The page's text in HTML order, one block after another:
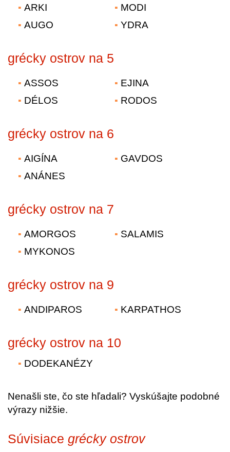
ARKI
AUGO
MODI
YDRA
grécky ostrov na 5
ASSOS
DÉLOS
EJINA
RODOS
grécky ostrov na 6
AIGÍNA
ANÁNES
GAVDOS
grécky ostrov na 7
AMORGOS
MYKONOS
SALAMIS
grécky ostrov na 9
ANDIPAROS KARPATHOS
grécky ostrov na 10
DODEKANÉZY
Nenašli ste, čo ste hľadali? Vyskúšajte podobné
výrazy nižšie.
Súvisiace grécky ostrov